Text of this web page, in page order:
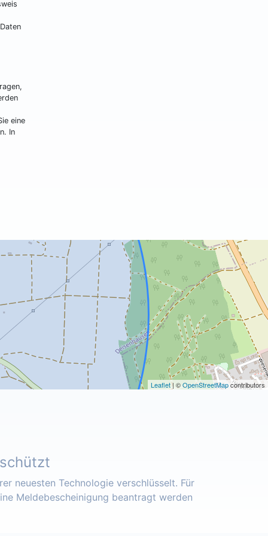
eine
In
Leaflet| ©OpenStreetMapcontributors
neuesten Technologie verschlüsselt. Für
Meldebescheinigung beantragt werden